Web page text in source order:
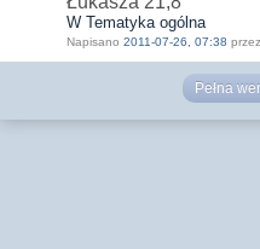
W Tematyka ogólna
Napisano 2011-07-26, 07:38
Pełna